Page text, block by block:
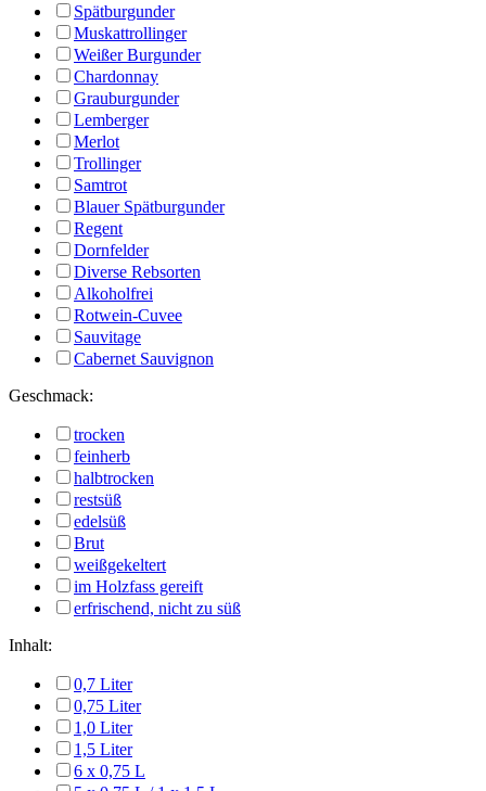
Spätburgunder
Muskattrollinger
Weißer Burgunder
Chardonnay
Grauburgunder
Lemberger
Merlot
Trollinger
Samtrot
Blauer Spätburgunder
Regent
Dornfelder
Diverse Rebsorten
Alkoholfrei
Rotwein-Cuvee
Sauvitage
Cabernet Sauvignon
Geschmack:
trocken
feinherb
halbtrocken
restsüß
edelsüß
Brut
weißgekeltert
im Holzfass gereift
erfrischend, nicht zu süß
Inhalt:
0,7 Liter
0,75 Liter
1,0 Liter
1,5 Liter
6 x 0,75 L